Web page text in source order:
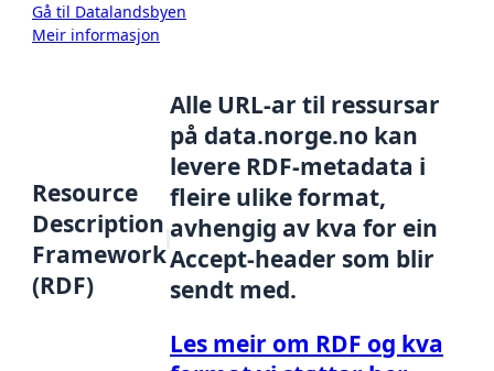
Gå til Datalandsbyen
Meir informasjon
Resource
Description
Framework
(RDF)
Alle URL-ar til ressursar
på data.norge.no kan
levere RDF-metadata i
fleire ulike format,
avhengig av kva for ein
Accept-header som blir
sendt med.
Les meir om RDF og kva